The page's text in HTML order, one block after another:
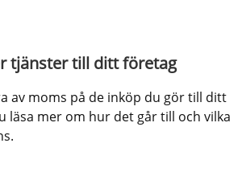
tjänster till ditt företag
av moms på de inköp du gör till ditt
läsa mer om hur det går till och vilka